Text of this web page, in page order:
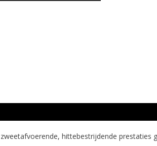
hittebestrijdende prestaties